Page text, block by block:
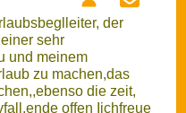
erleben
Philippinen
November -
als nach Manila.
sein. Mir wäre